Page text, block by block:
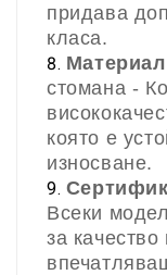
придава
класа.
стомана -
която е
износване.
Всеки
за